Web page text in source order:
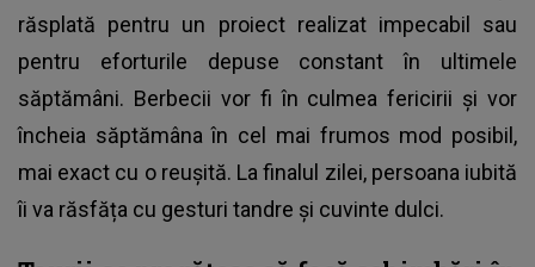
răsplată pentru un proiect realizat impecabil sau
pentru eforturile depuse constant în ultimele
săptămâni. Berbecii vor fi în culmea fericirii și vor
încheia săptămâna în cel mai frumos mod posibil,
mai exact cu o reușită. La finalul zilei, persoana iubită
îi va răsfăța cu gesturi tandre și cuvinte dulci.